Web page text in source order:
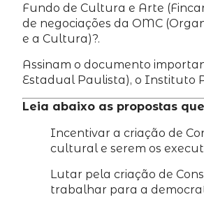
Fundo de Cultura e Arte
de negociações da OMC
e a Cultura)?.
Assinam o documento
Estadual Paulista), o Instituto
Leia abaixo as propostas
Incentivar a criação de
cultural e serem os
Lutar pela criação de
trabalhar para a